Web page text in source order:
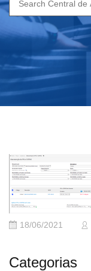
for:
18/06/2021
Categorias